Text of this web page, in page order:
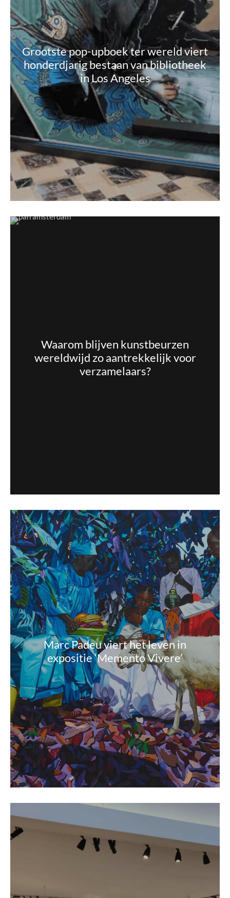
Grootste pop-upboek ter wereld viert
honderdjarig bestaan van bibliotheek
in Los Angeles
Waarom blijven kunstbeurzen
wereldwijd zo aantrekkelijk voor
verzamelaars?
Marc Padeu viert het leven in
expositie ‘Memento Vivere’